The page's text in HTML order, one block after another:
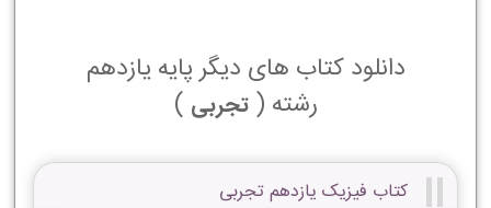
دانلود کتاب های دیگر پایه یازدهم
رشته (تجربی )
کتاب فیزیک یازدهم تجربی